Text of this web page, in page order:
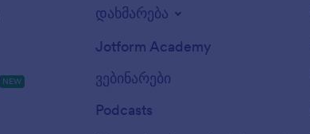
NEW
დახმარება
Jotform Academy
ვებინარები
Podcasts